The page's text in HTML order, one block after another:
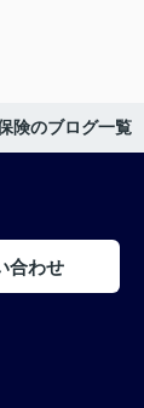
険のブログ一覧
合わせ